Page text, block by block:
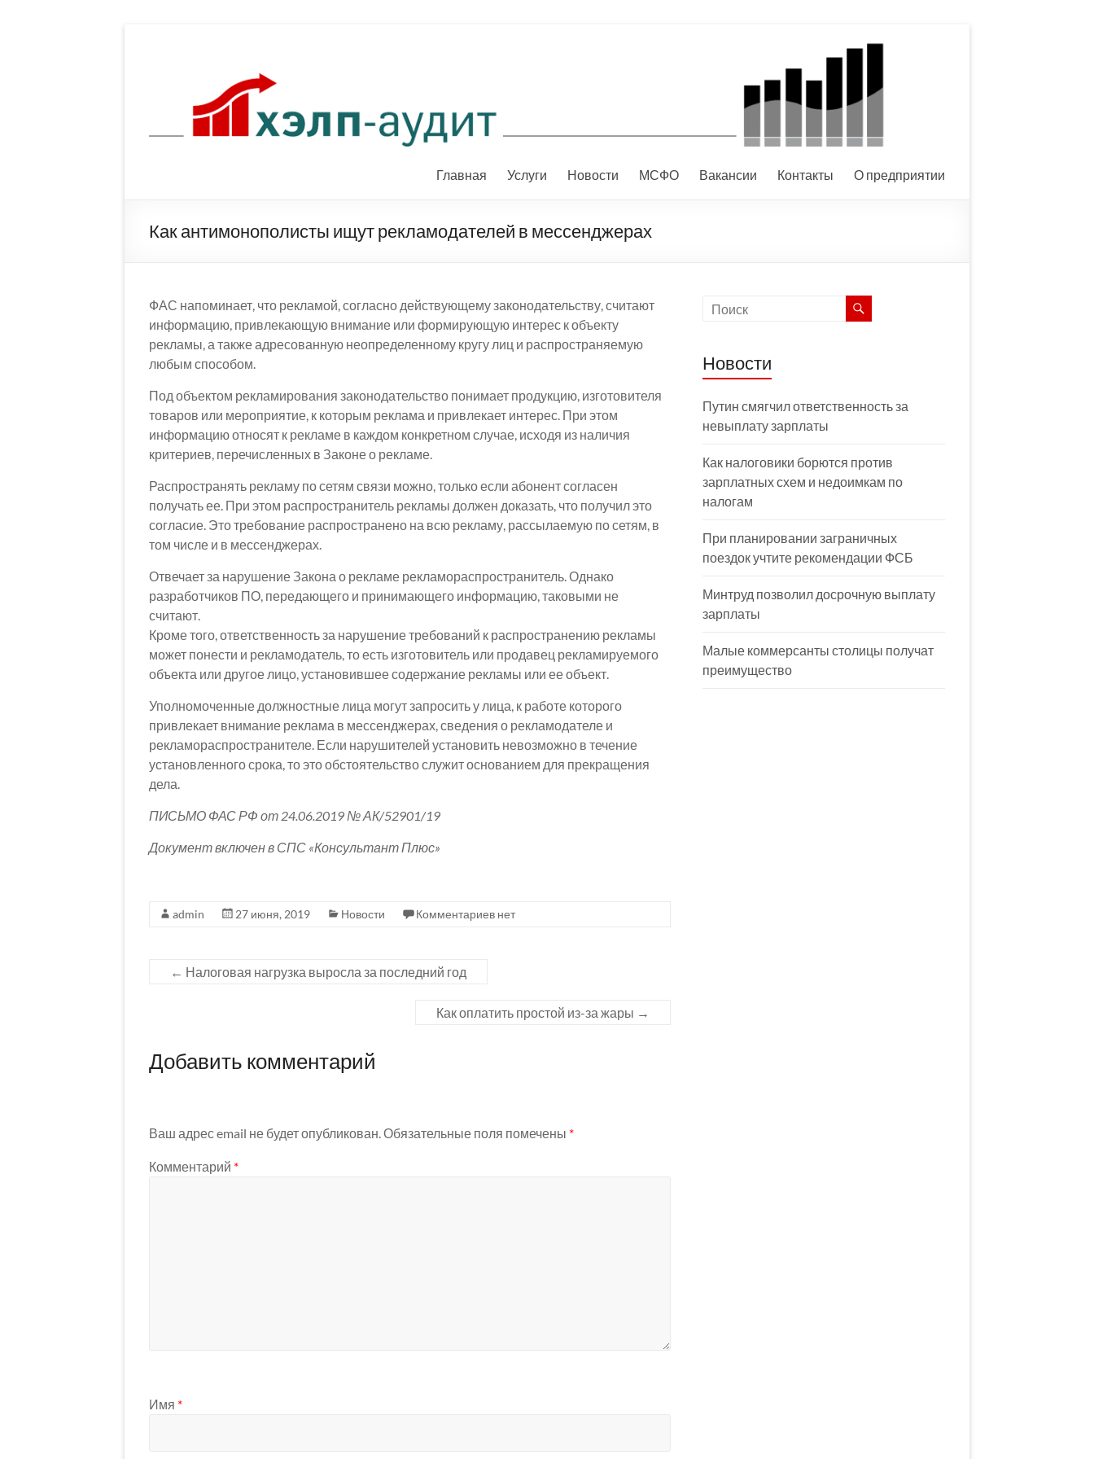
Главная Услуги Новости МСФО Вакансии Контакты О предприятии
Как антимонополисты ищут рекламодателей в мессенджерах
ФАС напоминает, что рекламой, согласно действующему законодательству, считают
информацию, привлекающую внимание или формирующую интерес к объекту
рекламы, а также адресованную неопределенному кругу лиц и распространяемую
любым способом.
Под объектом рекламирования законодательство понимает продукцию, изготовителя
товаров или мероприятие, к которым реклама и привлекает интерес. При этом
информацию относят к рекламе в каждом конкретном случае, исходя из наличия
критериев, перечисленных в Законе о рекламе.
Распространять рекламу по сетям связи можно, только если абонент согласен
получать ее. При этом распространитель рекламы должен доказать, что получил это
согласие. Это требование распространено на всю рекламу, рассылаемую по сетям, в
том числе и в мессенджерах.
Отвечает за нарушение Закона о рекламе рекламораспространитель. Однако
разработчиков ПО, передающего и принимающего информацию, таковыми не
считают.
Кроме того, ответственность за нарушение требований к распространению рекламы
может понести и рекламодатель, то есть изготовитель или продавец рекламируемого
объекта или другое лицо, установившее содержание рекламы или ее объект.
Уполномоченные должностные лица могут запросить у лица, к работе которого
привлекает внимание реклама в мессенджерах, сведения о рекламодателе и
рекламораспространителе. Если нарушителей установить невозможно в течение
установленного срока, то это обстоятельство служит основанием для прекращения
дела.
ПИСЬМО ФАС РФ от 24.06.2019 № АК/52901/19
Документ включен в СПС «Консультант Плюс»
admin 27 июня, 2019 Новости Комментариев нет
← Налоговая нагрузка выросла за последний год
Как оплатить простой из-за жары →
Добавить комментарий
Ваш адрес email не будет опубликован. Обязательные поля помечены *
Комментарий *
Имя *
Новости
Путин смягчил ответственность за
невыплату зарплаты
Как налоговики борются против
зарплатных схем и недоимкам по
налогам
При планировании заграничных
поездок учтите рекомендации ФСБ
Минтруд позволил досрочную выплату
зарплаты
Малые коммерсанты столицы получат
преимущество